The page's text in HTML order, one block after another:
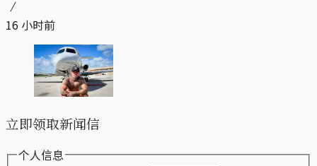
16 小时前
立即领取新闻信
个人信息